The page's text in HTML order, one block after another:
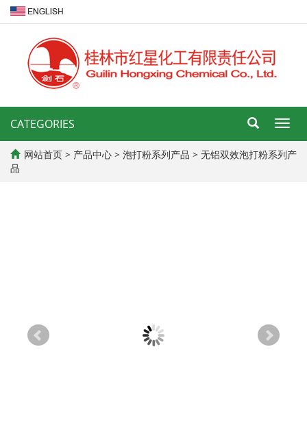
导
航
菜
CATEGORIES
网站首页 > 产品中心 > 泡打粉系列产品 > 无铝双效泡打粉系列产
品